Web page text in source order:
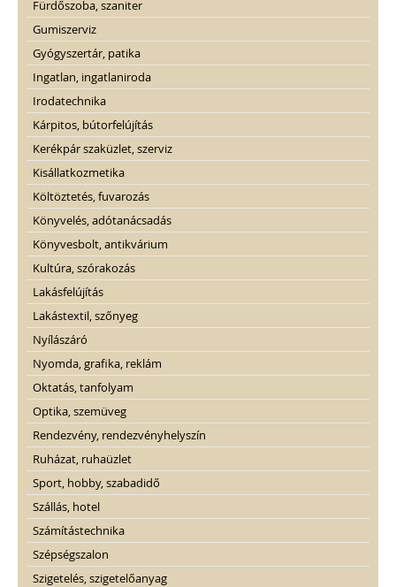
Fürdőszoba, szaniter
Gumiszerviz
Gyógyszertár, patika
Ingatlan, ingatlaniroda
Irodatechnika
Kárpitos, bútorfelújítás
Kerékpár szaküzlet, szerviz
Kisállatkozmetika
Költöztetés, fuvarozás
Könyvelés, adótanácsadás
Könyvesbolt, antikvárium
Kultúra, szórakozás
Lakásfelújítás
Lakástextil, szőnyeg
Nyílászáró
Nyomda, grafika, reklám
Oktatás, tanfolyam
Optika, szemüveg
Rendezvény, rendezvényhelyszín
Ruházat, ruhaüzlet
Sport, hobby, szabadidő
Szállás, hotel
Számítástechnika
Szépségszalon
Szigetelés, szigetelőanyag